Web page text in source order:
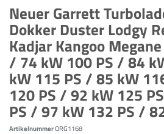
Neuer Garrett
Dokker Duster Lodgy
Kadjar Kangoo
/ 74 kW 100 PS / 84
kW 115 PS / 85 kW
120 PS / 92 kW 125
PS / 97 kW 132 PS /
ArtikelnummerORG1168